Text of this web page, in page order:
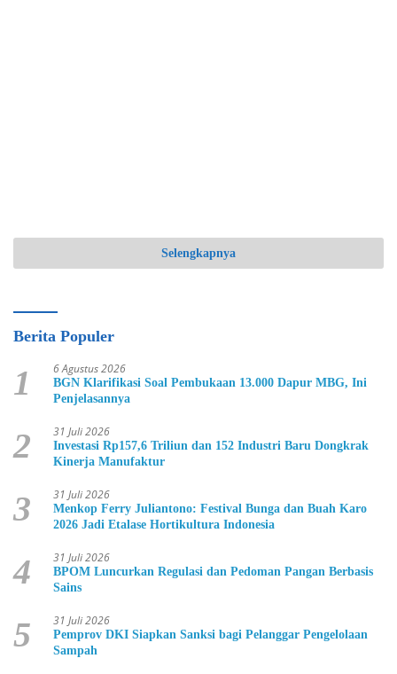
Selengkapnya
Berita Populer
1 6 Agustus 2026
BGN Klarifikasi Soal Pembukaan 13.000 Dapur MBG, Ini
Penjelasannya
2 31 Juli 2026
Investasi Rp157,6 Triliun dan 152 Industri Baru Dongkrak
Kinerja Manufaktur
3 31 Juli 2026
Menkop Ferry Juliantono: Festival Bunga dan Buah Karo
2026 Jadi Etalase Hortikultura Indonesia
4 31 Juli 2026
BPOM Luncurkan Regulasi dan Pedoman Pangan Berbasis
Sains
5 31 Juli 2026
Pemprov DKI Siapkan Sanksi bagi Pelanggar Pengelolaan
Sampah